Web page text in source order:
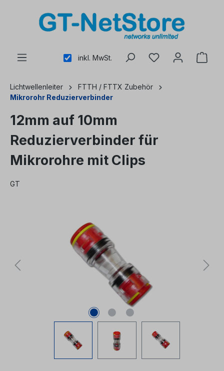
inkl. MwSt.
Lichtwellenleiter
FTTH / FTTX Zubehör
Mikrorohr Reduzierverbinder
12mm auf 10mm
Reduzierverbinder für
Mikrorohre mit Clips
GT